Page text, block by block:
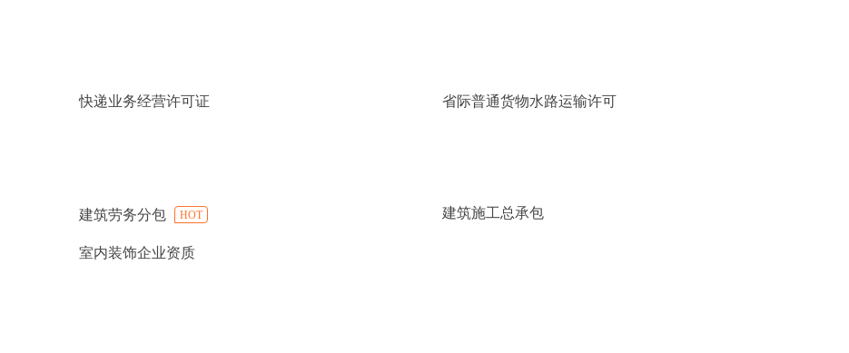
快递业务经营许可证 省际普通货物水路运输许可
建筑劳务分包 HOT 建筑施工总承包
室内装饰企业资质